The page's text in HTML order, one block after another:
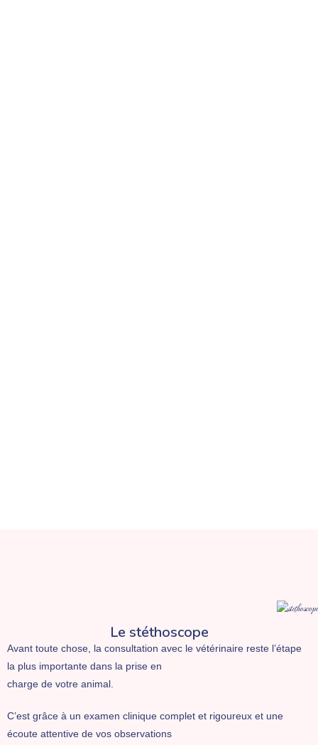
Le stéthoscope
Avant toute chose, la consultation avec le vétérinaire reste l’étape
la plus importante dans la prise en
charge de votre animal.
C’est grâce à un examen clinique complet et rigoureux et une
écoute attentive de vos observations